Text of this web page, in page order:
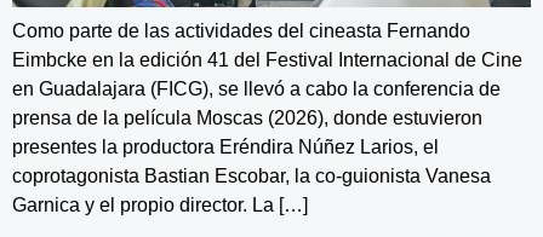
Como parte de las actividades del cineasta Fernando
Eimbcke en la edición 41 del Festival Internacional de Cine
en Guadalajara (FICG), se llevó a cabo la conferencia de
prensa de la película Moscas (2026), donde estuvieron
presentes la productora Eréndira Núñez Larios, el
coprotagonista Bastian Escobar, la co-guionista Vanesa
Garnica y el propio director. La […]